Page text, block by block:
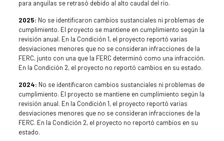
para anguilas se retrasó debido al alto caudal del río.
2025: No se identificaron cambios sustanciales ni problemas de
cumplimiento. El proyecto se mantiene en cumplimiento según la
revisión anual. En la Condición 1, el proyecto reportó varias
desviaciones menores que no se consideran infracciones de la
FERC, junto con una que la FERC determinó como una infracción.
En la Condición 2, el proyecto no reportó cambios en su estado.
2024: No se identificaron cambios sustanciales ni problemas de
cumplimiento. El proyecto se mantiene en cumplimiento según la
revisión anual. En la Condición 1, el proyecto reportó varias
desviaciones menores que no se consideran infracciones de la
FERC. En la Condición 2, el proyecto no reportó cambios en su
estado.